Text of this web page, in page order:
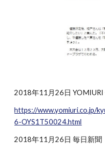
2018年11月26日 YOMIURI
https://www.yomiuri.co.jp/
6-OYS1T50024.html
2018年11月26日 毎日新聞